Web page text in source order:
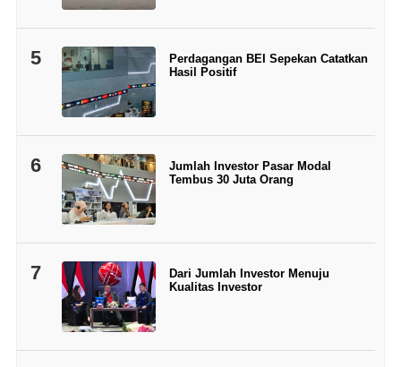
5
Perdagangan BEI Sepekan Catatkan
Hasil Positif
6
Jumlah Investor Pasar Modal
Tembus 30 Juta Orang
7
Dari Jumlah Investor Menuju
Kualitas Investor